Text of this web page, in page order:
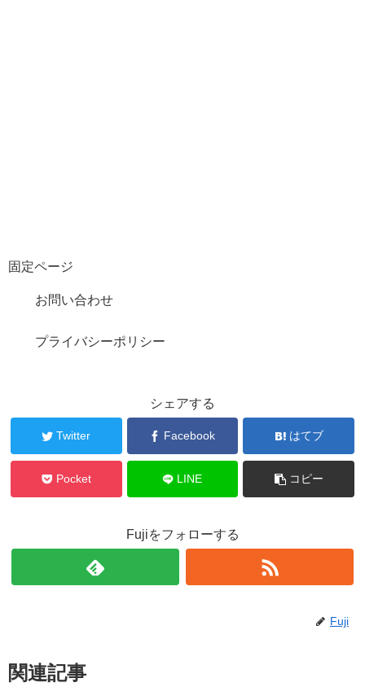
固定ページ
お問い合わせ
プライバシーポリシー
シェアする
Twitter Facebook はてブ
Pocket LINE コピー
Fujiをフォローする
Fuji
関連記事